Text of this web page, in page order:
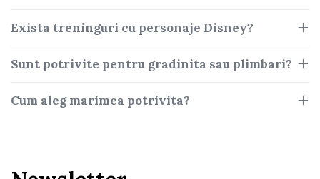
Exista treninguri cu personaje Disney?
Sunt potrivite pentru gradinita sau plimbari?
Cum aleg marimea potrivita?